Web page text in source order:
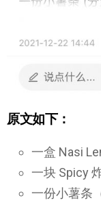
原文如下：
一盒 Nasi
一块 Spicy
一份小薯条